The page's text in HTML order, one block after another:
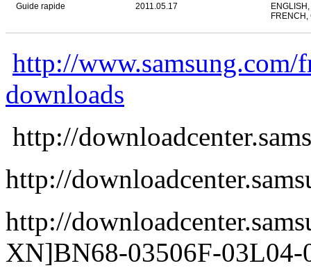
Guide rapide 2011.05.17
FRENCH,
http://
downloads
http://
http://
http://
XN]BN68-03506F-03L04-